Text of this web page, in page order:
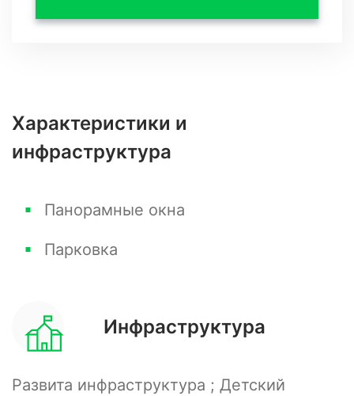
Характеристики и
инфраструктура
Панорамные окна
Парковка
Инфраструктура
Развита инфраструктура ; Детский